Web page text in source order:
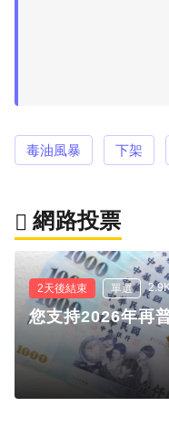
毒油風暴 下架
網路投票
2天後結束 單選
您支持2026年再